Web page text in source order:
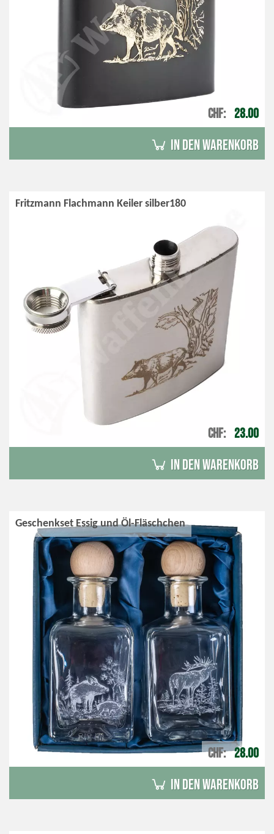
CHF 28.00
in den Warenkorb
Fritzmann Flachmann Keiler silber180
CHF 23.00
in den Warenkorb
Geschenkset Essig und Öl-Fläschchen
CHF 28.00
in den Warenkorb